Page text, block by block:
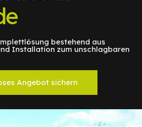
bestehend aus
Installation zum unschlagbaren
Angebot sichern